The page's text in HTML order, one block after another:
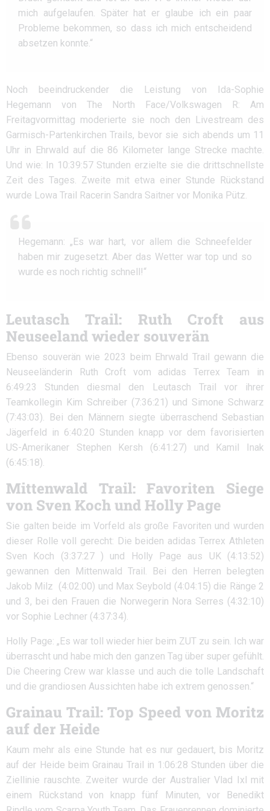
mich aufgelaufen. Später hat er glaube ich ein paar
Probleme bekommen, so dass ich mich entscheidend
absetzen konnte.“
Noch beeindruckender die Leistung von Ida-Sophie
Hegemann von The North Face/Volkswagen R: Am
Freitagvormittag moderierte sie noch den Livestream des
Garmisch-Partenkirchen Trails, bevor sie sich abends um 11
Uhr in Ehrwald auf die 86 Kilometer lange Strecke machte.
Und wie: In 10:39:57 Stunden erzielte sie die drittschnellste
Zeit des Tages. Zweite mit etwa einer Stunde Rückstand
wurde Lowa Trail Racerin Sandra Saitner vor Monika Pütz.
Hegemann: „Es war hart, vor allem die Schneefelder
haben mir zugesetzt. Aber das Wetter war top und so
wurde es noch richtig schnell!“
Leutasch Trail: Ruth Croft aus
Neuseeland wieder souverän
Ebenso souverän wie 2023 beim Ehrwald Trail gewann die
Neuseeländerin Ruth Croft vom adidas Terrex Team in
6:49:23 Stunden diesmal den Leutasch Trail vor ihrer
Teamkollegin Kim Schreiber (7:36:21) und Simone Schwarz
(7:43:03). Bei den Männern siegte überraschend Sebastian
Jägerfeld in 6:40:20 Stunden knapp vor dem favorisierten
US-Amerikaner Stephen Kersh (6:41:27) und Kamil Inak
(6:45:18).
Mittenwald Trail: Favoriten Siege
von Sven Koch und Holly Page
Sie galten beide im Vorfeld als große Favoriten und wurden
dieser Rolle voll gerecht: Die beiden adidas Terrex Athleten
Sven Koch (3:37:27 ) und Holly Page aus UK (4:13:52)
gewannen den Mittenwald Trail. Bei den Herren belegten
Jakob Milz (4:02:00) und Max Seybold (4:04:15) die Ränge 2
und 3, bei den Frauen die Norwegerin Nora Serres (4:32:10)
vor Sophie Lechner (4:37:34).
Holly Page: „Es war toll wieder hier beim ZUT zu sein. Ich war
überrascht und habe mich den ganzen Tag über super gefühlt.
Die Cheering Crew war klasse und auch die tolle Landschaft
und die grandiosen Aussichten habe ich extrem genossen.“
Grainau Trail: Top Speed von Moritz
auf der Heide
Kaum mehr als eine Stunde hat es nur gedauert, bis Moritz
auf der Heide beim Grainau Trail in 1:06:28 Stunden über die
Ziellinie rauschte. Zweiter wurde der Australier Vlad Ixl mit
einem Rückstand von knapp fünf Minuten, vor Benedikt